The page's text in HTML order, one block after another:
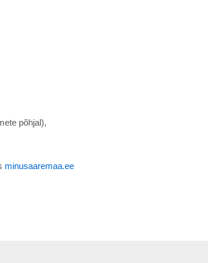
põhjal),
minusaaremaa.ee